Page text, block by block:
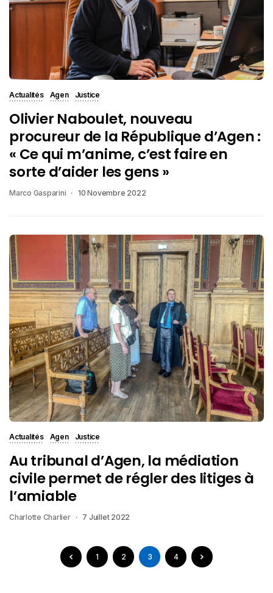
Actualités Agen Justice
Olivier Naboulet, nouveau
procureur de la République d’Agen :
« Ce qui m’anime, c’est faire en
sorte d’aider les gens »
Marco Gasparini 10 Novembre 2022
Actualités Agen Justice
Au tribunal d’Agen, la médiation
civile permet de régler des litiges à
l’amiable
Charlotte Charlier 7 Juillet 2022
1 2 3 4